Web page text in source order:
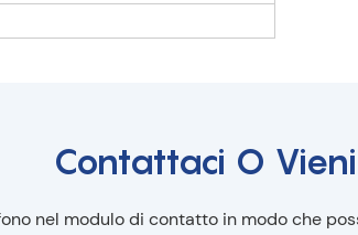
Contattaci O
nel modulo di contatto in modo che